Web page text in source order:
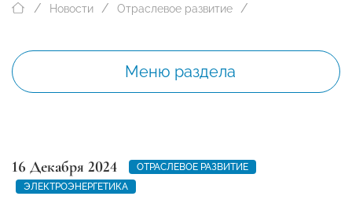
Новости Отраслевое развитие
Меню раздела
16 Декабря 2024
ОТРАСЛЕВОЕ РАЗВИТИЕ
ЭЛЕКТРОЭНЕРГЕТИКА